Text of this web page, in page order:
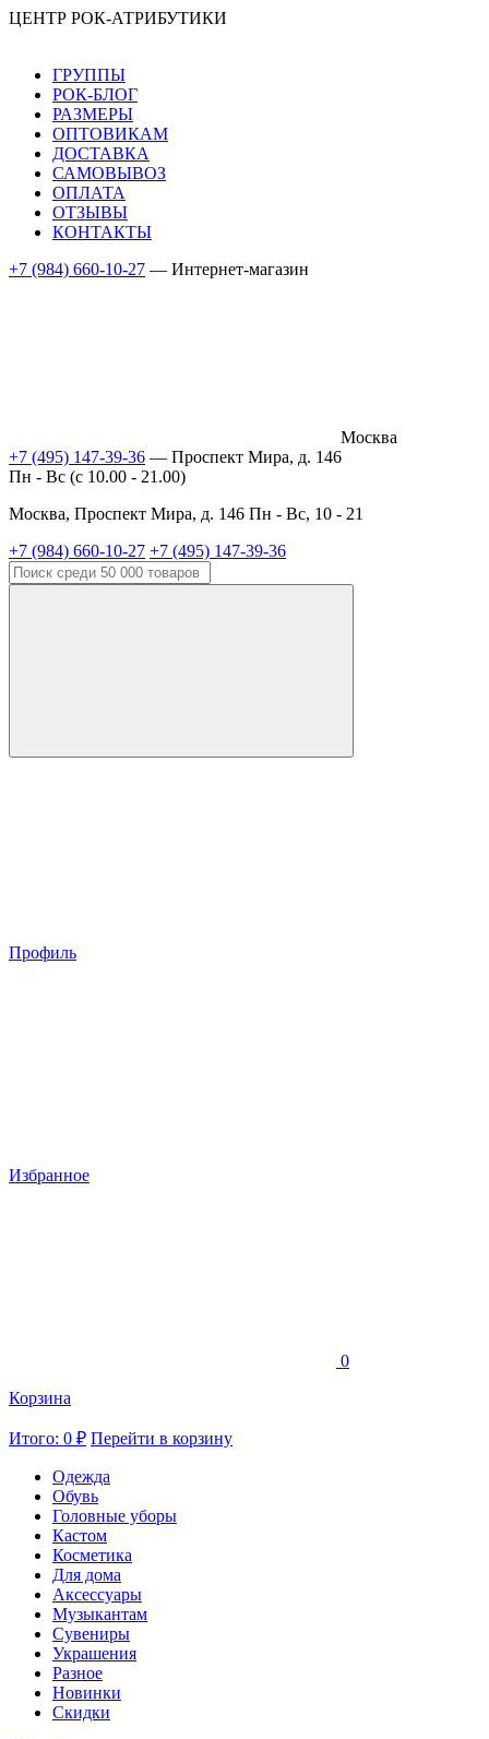
ЦЕНТР РОК-АТРИБУТИКИ
ГРУППЫ
РОК-БЛОГ
РАЗМЕРЫ
ОПТОВИКАМ
ДОСТАВКА
САМОВЫВОЗ
ОПЛАТА
ОТЗЫВЫ
КОНТАКТЫ
+7 (984) 660-10-27 — Интернет-магазин
Москва
+7 (495) 147-39-36 — Проспект Мира, д. 146
Пн - Вс (c 10.00 - 21.00)
Москва, Проспект Мира, д. 146 Пн - Вс, 10 - 21
+7 (984) 660-10-27 +7 (495) 147-39-36
Профиль
Избранное
0
Корзина
Итого: 0 ₽ Перейти в корзину
Одежда
Обувь
Головные уборы
Кастом
Косметика
Для дома
Аксессуары
Музыкантам
Сувениры
Украшения
Разное
Новинки
Скидки